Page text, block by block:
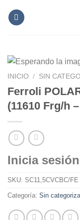
INICIO / SIN
Ferroli
(11610 Frg/h
Inicia
SKU: SC11,5CVCBC/FE
Categoría: Sin